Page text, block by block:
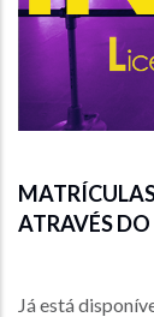
ATRAVÉS
Já está